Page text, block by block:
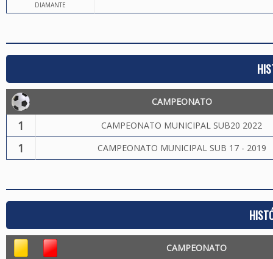
DIAMANTE
CAMPEONATO
1 CAMPEONATO MUNICIPAL SUB20 2022
1 CAMPEONATO MUNICIPAL SUB 17 - 2019
CAMPEONATO